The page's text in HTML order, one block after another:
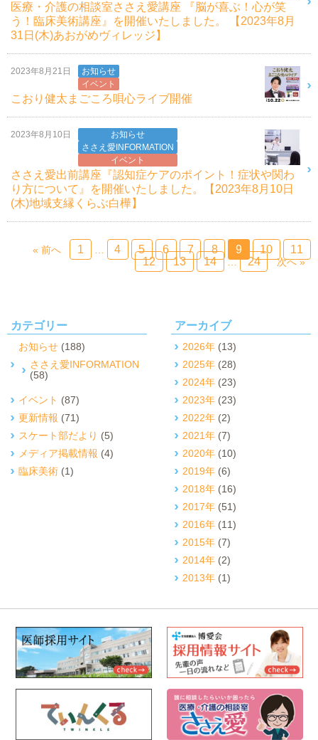
医療・介護の相談室ささえ愛講座 『脳が喜ぶ！心が笑
う！臨床美術講座』を開催いたしました。 【2023年8月
31日(木)あおがめヴィレッジ】
2023年8月21日
お知らせ
イベント
こおり健太まごころ唄心ライブ開催
2023年8月10日
お知らせ
ささえ愛INFORMATION
イベント
ささえ愛出前講座『認知症ケアのポイント！症状や関わ
り方について』を開催いたしました。【2023年8月10日
(木)地域支縁くらぶ白樺】
« 前へ 1 … 4 5 6 7 8 9 10
11
12
13 14 … 24 次へ »
カテゴリー
お知らせ (188)
ささえ愛INFORMATION
(58)
イベント (87)
更新情報 (71)
スケート部だより (5)
メディア掲載情報 (4)
臨床美術 (1)
アーカイブ
2026年 (13)
2025年 (28)
2024年 (23)
2023年 (23)
2022年 (2)
2021年 (7)
2020年 (10)
2019年 (6)
2018年 (16)
2017年 (51)
2016年 (11)
2015年 (7)
2014年 (2)
2013年 (1)